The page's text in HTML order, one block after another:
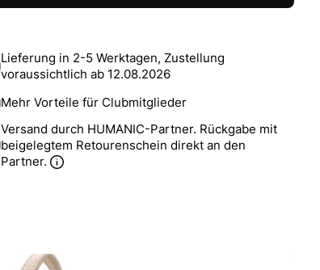
Lieferung in 2-5 Werktagen, Zustellung
voraussichtlich ab 12.08.2026
Mehr Vorteile für Clubmitglieder
Versand durch HUMANIC-Partner. Rückgabe mit
beigelegtem Retourenschein direkt an den
Partner.